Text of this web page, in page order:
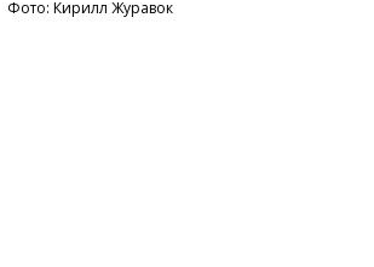
Фото: Кирилл Журавок